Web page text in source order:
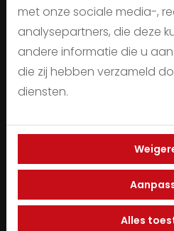
Buitenspiegels elektrisch
Buitenspiegels met
Centrale deurvergrendeling
Connected services
Cruise control
Cruise control adaptief
Dakrails
Dimlichten automatisch
Dode hoek assistentie
met onze sociale media-,
analysepartners, die deze
andere informatie die u
die zij hebben verzameld
diensten.
Alles